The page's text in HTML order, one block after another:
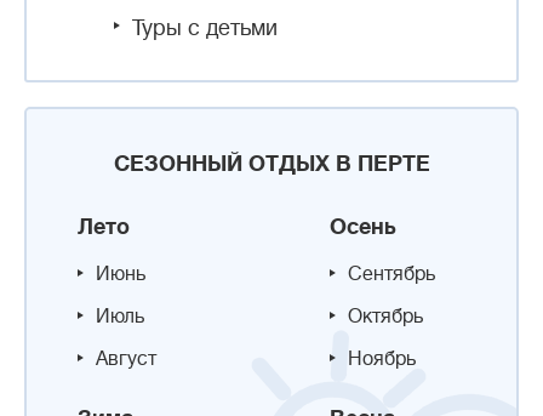
Туры с детьми
СЕЗОННЫЙ ОТДЫХ В ПЕРТЕ
Лето
Июнь
Июль
Август
Осень
Сентябрь
Октябрь
Ноябрь